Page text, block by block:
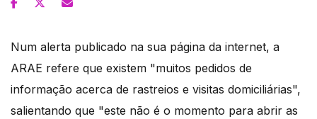
Num alerta publicado na sua página da internet, a
ARAE refere que existem "muitos pedidos de
informação acerca de rastreios e visitas domiciliárias",
salientando que "este não é o momento para abrir as